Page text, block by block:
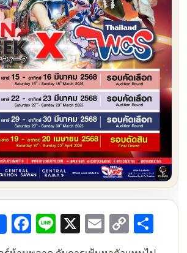
Facebook
Line
X Email
Copy
Link